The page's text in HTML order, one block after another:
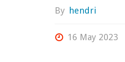
By hendri
16 May 2023